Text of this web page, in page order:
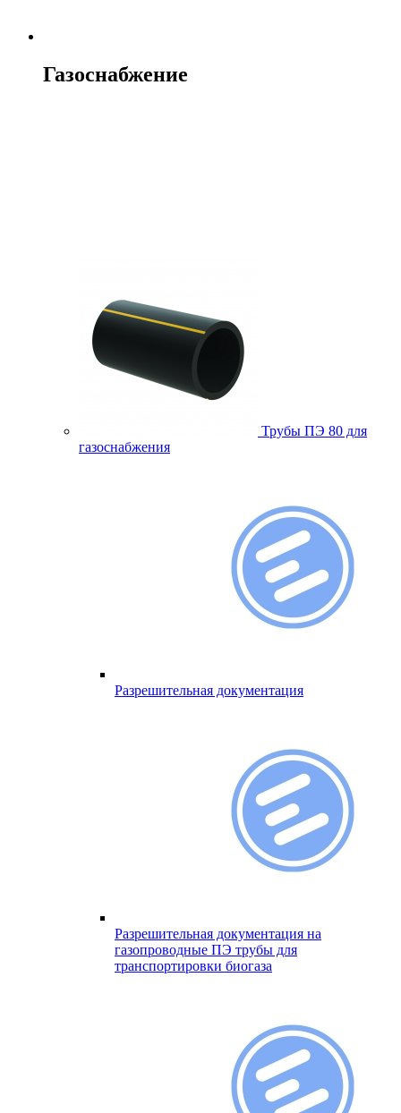
Газоснабжение
Трубы ПЭ 80 для
газоснабжения
Разрешительная документация
Разрешительная документация на
газопроводные ПЭ трубы для
транспортировки биогаза